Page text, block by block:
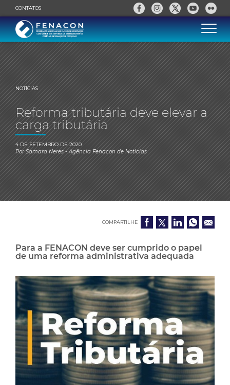
CONTATOS
NOTÍCIAS
Reforma tributária deve elevar a
carga tributária
4 DE SETEMBRO DE 2020
PorSamara Neres- Agência Fenacon de Notícias
COMPARTILHE
Para a FENACON deve ser cumprido o papel
de uma reforma administrativa adequada